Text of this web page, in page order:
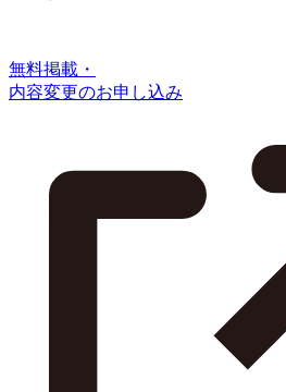
無料掲載・
内容変更のお申し込み